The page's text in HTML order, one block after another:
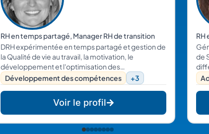
RH en temps partagé, Manager RH de transition
DRH expérimentée en temps partagé et gestion de
la Qualité de vie au travail, la motivation, le
développement et l'optimisation des
compétences ainsi que la marque employeur au
service des TPE/PME.
Développement des compétences +3
Voir le profil
RH
de